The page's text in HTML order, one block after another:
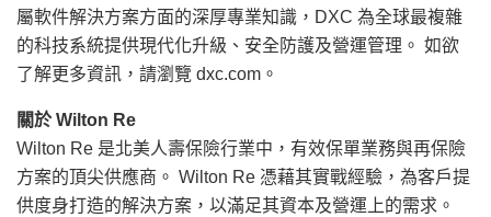
屬軟件解決方案方面的深厚專業知識，DXC 為全球最複雜
的科技系統提供現代化升級、安全防護及營運管理。 如欲
了解更多資訊，請瀏覽 dxc.com。
關於 Wilton Re
Wilton Re 是北美人壽保險行業中，有效保單業務與再保險
方案的頂尖供應商。 Wilton Re 憑藉其實戰經驗，為客戶提
供度身打造的解決方案，以滿足其資本及營運上的需求。